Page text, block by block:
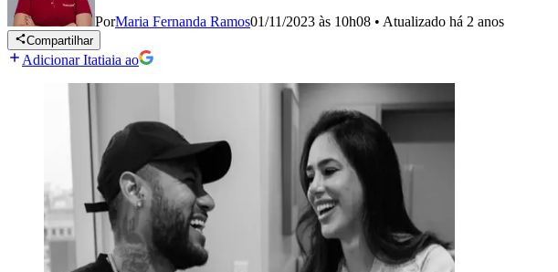
PorMaria Fernanda Ramos01/11/2023 às 10h08 • Atualizado há 2 anos
Compartilhar
Adicionar Itatiaia ao